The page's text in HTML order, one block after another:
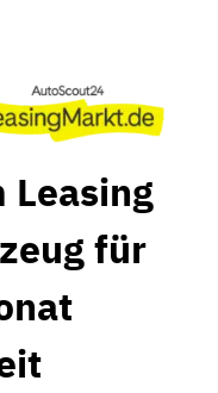
Leasing
für